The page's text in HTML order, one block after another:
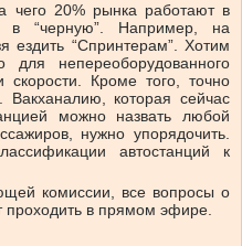
чего 20% рынка работают в
“черную”. Например, на
ездить “Спринтерам”. Хотим
для непереоборудованного
скорости. Кроме того, точно
Вакханалию, которая сейчас
можно назвать любой
нужно упорядочить.
автостанций к
комиссии, все вопросы о
проходить в прямом эфире.